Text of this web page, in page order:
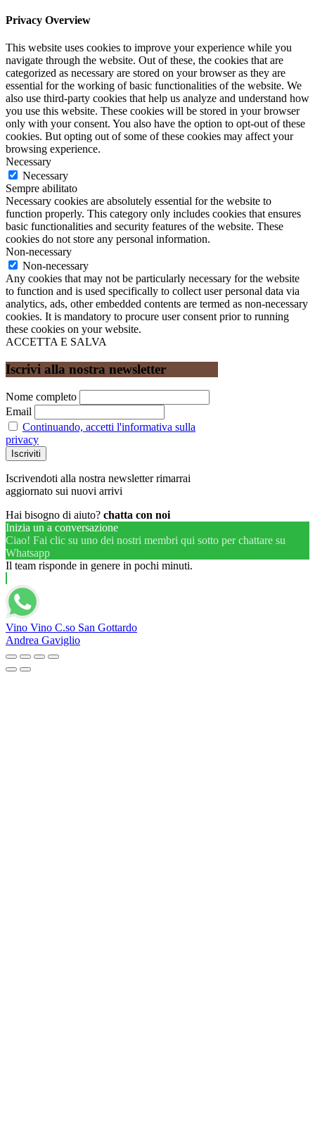
Privacy Overview
This website uses cookies to improve your experience while you
navigate through the website. Out of these, the cookies that are
categorized as necessary are stored on your browser as they are
essential for the working of basic functionalities of the website. We
also use third-party cookies that help us analyze and understand how
you use this website. These cookies will be stored in your browser
only with your consent. You also have the option to opt-out of these
cookies. But opting out of some of these cookies may affect your
browsing experience.
Necessary
Necessary
Sempre abilitato
Necessary cookies are absolutely essential for the website to
function properly. This category only includes cookies that ensures
basic functionalities and security features of the website. These
cookies do not store any personal information.
Non-necessary
Non-necessary
Any cookies that may not be particularly necessary for the website
to function and is used specifically to collect user personal data via
analytics, ads, other embedded contents are termed as non-necessary
cookies. It is mandatory to procure user consent prior to running
these cookies on your website.
ACCETTA E SALVA
Iscrivi alla nostra newsletter
Nome completo
Email
Continuando, accetti l'informativa sulla
privacy
Iscrivendoti alla nostra newsletter rimarrai
aggiornato sui nuovi arrivi
Hai bisogno di aiuto? chatta con noi
Inizia un a conversazione
Ciao! Fai clic su uno dei nostri membri qui sotto per chattare su
Whatsapp
Il team risponde in genere in pochi minuti.
Vino Vino C.so San Gottardo
Andrea Gaviglio